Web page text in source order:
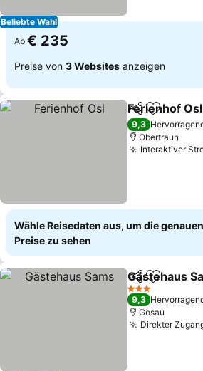
Beliebte Wahl
Ab € 235
Preise von 3 Websites anzeigen
TeilenZu
Ferienhof Osl
9,3
Obertraun
Interaktiver
Wähle Reisedaten aus, um die genauen
Preise zu sehen
TeilenZu
Gästehaus
3 Sterne
9,3
Gosau
Direkter